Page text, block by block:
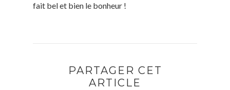
fait bel et bien le bonheur !
PARTAGER CET
ARTICLE